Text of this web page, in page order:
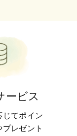
ービス
じてポイン
プレゼント